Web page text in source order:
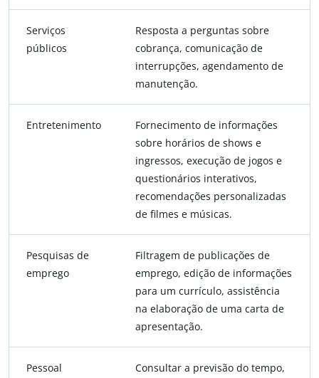
Serviços
públicos
Resposta a perguntas sobre
cobrança, comunicação de
interrupções, agendamento de
manutenção.
Entretenimento
Fornecimento de informações
sobre horários de shows e
ingressos, execução de jogos e
questionários interativos,
recomendações personalizadas
de filmes e músicas.
Pesquisas de
emprego
Filtragem de publicações de
emprego, edição de informações
para um currículo, assistência
na elaboração de uma carta de
apresentação.
Pessoal
Consultar a previsão do tempo,